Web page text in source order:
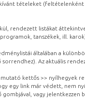
tételeket (feltételenként
rendezett listákat
tanszékek, ill.
általában a
sorrendhez). Az aktuális
kettős >> nyílhegyek
egy link már védett, nem
gombjával, vagy